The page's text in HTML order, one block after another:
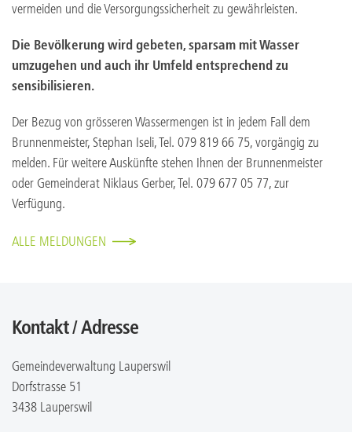
vermeiden und die Versorgungssicherheit zu gewährleisten.
Die Bevölkerung wird gebeten, sparsam mit Wasser
umzugehen und auch ihr Umfeld entsprechend zu
sensibilisieren.
Der Bezug von grösseren Wassermengen ist in jedem Fall dem
Brunnenmeister, Stephan Iseli, Tel. 079 819 66 75, vorgängig zu
melden. Für weitere Auskünfte stehen Ihnen der Brunnenmeister
oder Gemeinderat Niklaus Gerber, Tel. 079 677 05 77, zur
Verfügung.
ALLE MELDUNGEN
Kontakt / Adresse
Gemeindeverwaltung Lauperswil
Dorfstrasse 51
3438 Lauperswil